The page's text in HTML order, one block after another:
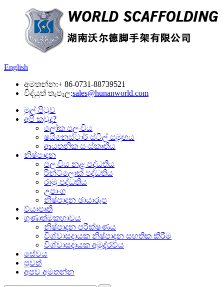
English
අමතන්න:+ 86-0731-88739521
විද්යුත් තැපෑල:sales@hunanworld.com
මුල් පිටුව
අපි කවුද?
ලෝක පලංචිය
ෂයිනෙස්ටාර් ස්ටීල් සමූහය
ආයතනික සංස්කෘතිය
නිෂ්පාදන
පලංචිය නළ පද්ධතිය
රින්ට්ලොක් පද්ධතිය
රාමු පද්ධතිය
උපාංග
නිෂ්පාදන ඡායාරූප
ව්යාපෘති
ගුණාත්මකභාවය
නිෂ්පාදන පරීක්ෂණය
විශ්වාසදායක නිෂ්පාදන සහතික කිරීම
විශ්වාසදායක අමුද්රව්ය
සේවය
පුවත්
අපව අමතන්න